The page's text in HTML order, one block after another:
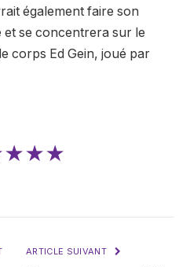
également faire son
se concentrera sur le
corps Ed Gein, joué par
ARTICLE SUIVANT